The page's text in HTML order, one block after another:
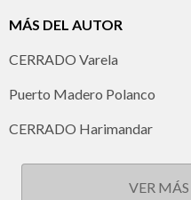
MÁS DEL AUTOR
CERRADO Varela
Puerto Madero Polanco
CERRADO Harimandar
VER